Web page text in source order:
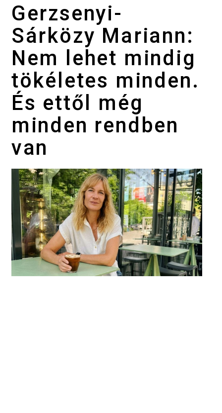
Gerzsenyi-
Sárközy Mariann:
Nem lehet mindig
tökéletes minden.
És ettől még
minden rendben
van